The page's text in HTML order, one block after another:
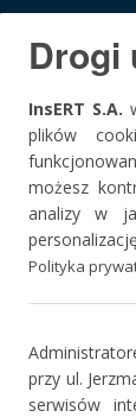
kompleksowo
Drogi
InsERT S.A.
plików
możesz
analizy w
Polityka
przy ul.
serwisów